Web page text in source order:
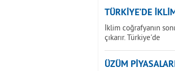
TÜRKİYE’DE
İklim coğrafyanın
çıkarır. Türkiye'de
ÜZÜM